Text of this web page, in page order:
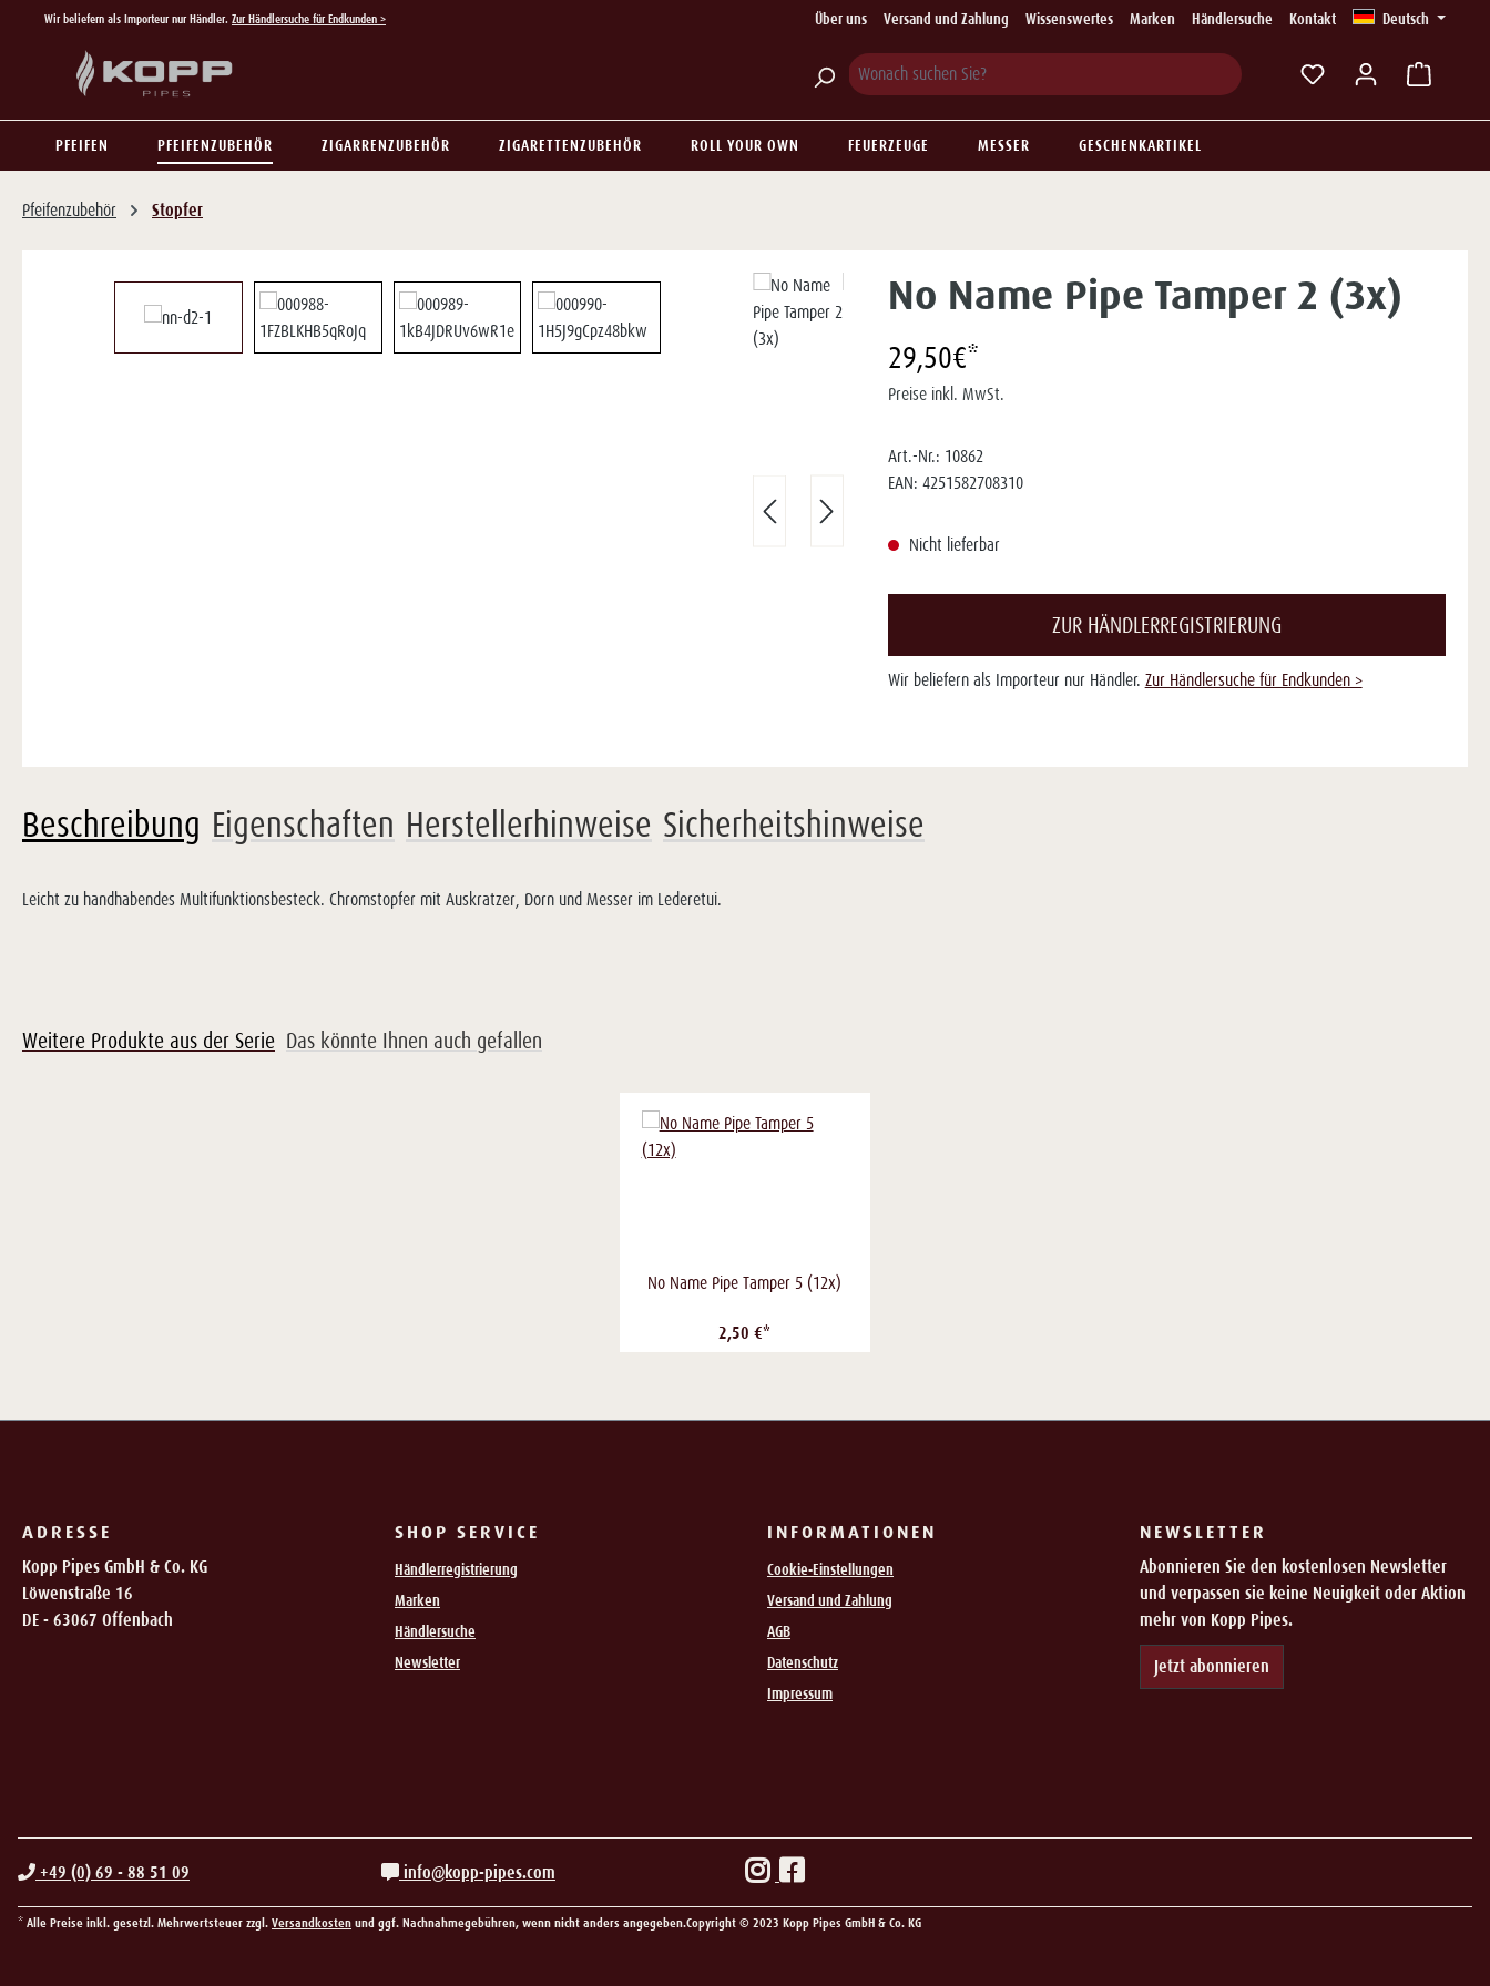
Hauptinhalt springen
Zur Suche springen
Zur Hauptnavigation springen
Wir beliefern als Importeur nur Händler. Zur Händlersuche für Endkunden > Über uns Versand und Zahlung Wissenswertes Marken Händlersuche Kontakt Deutsch
Du hast 0 Produkte
PFEIFEN PFEIFENZUBEHÖR ZIGARRENZUBEHÖR ZIGARETTENZUBEHÖR ROLL YOUR OWN FEUERZEUGE MESSER GESCHENKARTIKEL
Pfeifenzubehör Stopfer
Bildergalerie überspringen No Name Pipe Tamper 2 (3x)
29,50€*
Preise inkl. MwSt.
Art.-Nr.: 10862
EAN: 4251582708310
Nicht lieferbar
ZUR HÄNDLERREGISTRIERUNG
Wir beliefern als Importeur nur Händler. Zur Händlersuche für Endkunden >
Beschreibung Eigenschaften Herstellerhinweise Sicherheitshinweise
Leicht zu handhabendes Multifunktionsbesteck. Chromstopfer mit Auskratzer, Dorn und Messer im Lederetui.
Weitere Produkte aus der Serie Das könnte Ihnen auch gefallen
No Name Pipe Tamper 5 (12x)
2,50 €*
ADRESSE
Kopp Pipes GmbH & Co. KG
Löwenstraße 16
DE - 63067 Offenbach
SHOP SERVICE
Händlerregistrierung
Marken
Händlersuche
Newsletter
INFORMATIONEN
Cookie-Einstellungen
Versand und Zahlung
AGB
Datenschutz
Impressum
NEWSLETTER
Abonnieren Sie den kostenlosen Newsletter
und verpassen sie keine Neuigkeit oder Aktion
mehr von Kopp Pipes.
Jetzt abonnieren
+49 (0) 69 - 88 51 09 info@kopp-pipes.com
* Alle Preise inkl. gesetzl. Mehrwertsteuer zzgl. Versandkosten und ggf. Nachnahmegebühren, wenn nicht anders angegeben.Copyright © 2023 Kopp Pipes GmbH & Co. KG